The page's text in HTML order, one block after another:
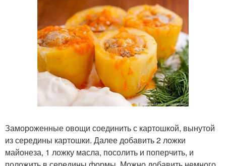
Замороженные овощи соединить с картошкой, вынутой
из середины картошки. Далее добавить 2 ложки
майонеза, 1 ложку масла, посолить и поперчить, и